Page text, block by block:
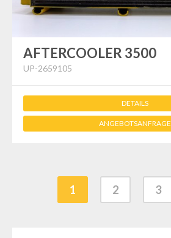
AFTERCOOLER 3500
UP-2659105
DETAILS
ANGEBOTSANFRAGE
1 2 3